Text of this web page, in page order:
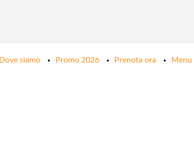
Dove siamo Promo 2026 Prenota ora Menu